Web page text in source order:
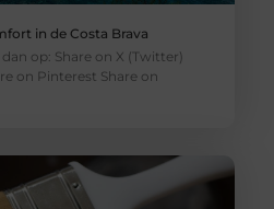
in de Costa Brava
op: Share on X (Twitter)
on Pinterest Share on